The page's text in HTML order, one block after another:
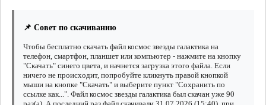
📌 Совет по скачиванию
Чтобы бесплатно скачать файл космос звезды галактика на
телефон, смартфон, планшет или компьютер - нажмите на кнопку
"Скачать" синего цвета, и начнется загрузка этого файла. Если
ничего не происходит, попробуйте кликнуть правой кнопкой
мыши на кнопке "Скачать" и выберите пункт "Сохранить по
ссылке как...". Файл космос звезды галактика был скачан уже 90